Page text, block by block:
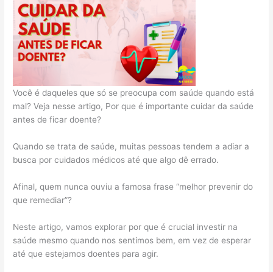
Você é daqueles que só se preocupa com saúde quando está
mal? Veja nesse artigo, Por que é importante cuidar da saúde
antes de ficar doente?
Quando se trata de saúde, muitas pessoas tendem a adiar a
busca por cuidados médicos até que algo dê errado.
Afinal, quem nunca ouviu a famosa frase “melhor prevenir do
que remediar”?
Neste artigo, vamos explorar por que é crucial investir na
saúde mesmo quando nos sentimos bem, em vez de esperar
até que estejamos doentes para agir.